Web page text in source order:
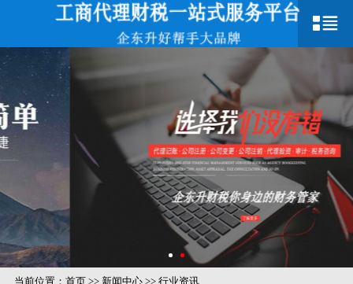
当前位置： 首页>> 新闻中心>> 行业资讯